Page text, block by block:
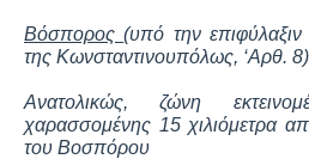
Βόσπορος(υπό την
της Κωνσταντινουπόλως, ‘Αρθ.
Ανατολικώς, ζώνη
χαρασσομένης 15 χιλιόμετρα
του Βοσπόρου